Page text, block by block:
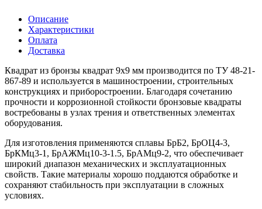
Описание
Характеристики
Оплата
Доставка
Квадрат из бронзы квадрат 9х9 мм производится по ТУ 48-21-
867-89 и используется в машиностроении, строительных
конструкциях и приборостроении. Благодаря сочетанию
прочности и коррозионной стойкости бронзовые квадраты
востребованы в узлах трения и ответственных элементах
оборудования.
Для изготовления применяются сплавы БрБ2, БрОЦ4-3,
БрКМц3-1, БрАЖМц10-3-1.5, БрАМц9-2, что обеспечивает
широкий диапазон механических и эксплуатационных
свойств. Такие материалы хорошо поддаются обработке и
сохраняют стабильность при эксплуатации в сложных
условиях.